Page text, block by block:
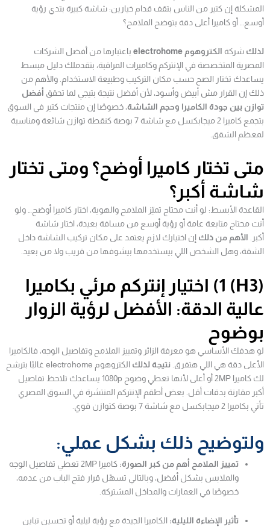
المشكلة إن كتير من الناس بتقف قدام خيارين: شاشة كبيرة بتدي رؤية
أوسع… أو كاميرا أعلى دقة بتوضح الملامح؟
لذلك شركة الكتروهوم electrohome
باعتبارها من أفضل الشركات
المصرية المتخصصة في الإنتركم وكاميرات المراقبة، بتقدملك دليل مبسط
يساعدك تختار الصح حسب مكان التركيب وطبيعة الاستخدام. والأهم من
ذلك إن القرار مش أبيض وأسود، لأن أفضل نتيجة بتيجي لما تحقق أفضل
توازن بين جودة الكاميرا وحجم الشاشة، خصوصًا إن منتجات كتير في السوق
بتجمع كاميرا 2 ميجابكسل مع شاشة 7 بوصة كنقطة توازن شائعة ومناسبة
لمعظم الشقق.
متى تختار كاميرا أوضح؟ ومتى تختار
شاشة أكبر؟
القاعدة الأبسط: لو أنت محتاج تميّز الملامح والهوية، اختار كاميرا أوضح… ولو
أنت محتاج متابعة عامة أو رؤية أوسع من مسافة بعيدة، اختار شاشة
أكبر. الأهم من ذلك إن اختيارك لازم يعتمد على مكان تركيب الشاشة داخل
الشقة، وهل الشخص اللي بيستخدمها بيشوفها من قريب ولا من بعيد.
(H3) 1) اختيار إنتركم مرئي بكاميرا
عالية الدقة: الأفضل لرؤية الزوار
بوضوح
لو هدفك الأساسي هو معرفة الزائر وتمييز الملامح وتفاصيل الوجه، فالكاميرا
الأعلى دقة هي اللي هتفرق. نتيجة لذلك
الكتروهوم electrohome غالبًا بترشح
لك كاميرا 2MP أو أعلى لأنها تعطي وضوح 1080p يساعدك تلاحظ تفاصيل
أكبر مقارنة بدقات أقل. بعض أطقم الإنتركم المنتشرة في السوق المصري
تأتي بكاميرا 2 ميجابكسل مع شاشة 7 بوصة كتوازن قوي.
ولتوضيح ذلك بشكل عملي:
تمييز الملامح أهم من كبر الصورة:
كاميرا 2MP تعطي تفاصيل الوجه
والملابس بشكل أفضل، وبالتالي تسهّل قرار فتح الباب من عدمه،
خصوصًا في العمارات والمداخل المشتركة.
تأثير الإضاءة الليلية: الكاميرا الجيدة مع رؤية ليلية أو تحسين تباين